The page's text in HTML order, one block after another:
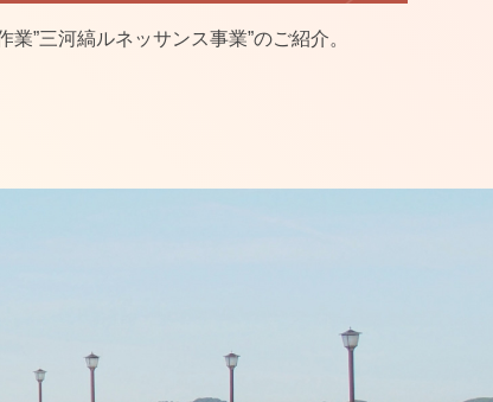
”三河縞ルネッサンス事業”のご紹介。